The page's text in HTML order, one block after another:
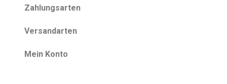
Zahlungsarten
Versandarten
Mein Konto